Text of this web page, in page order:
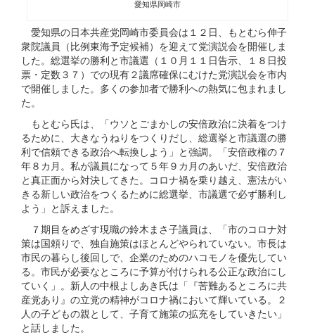
愛知県岡崎市
愛知県の日本共産党岡崎市委員会は１２日、もとむら伸子
衆院議員（比例東海予定候補）を迎えて党演説会を開催しま
した。総選挙の勝利と市議選（１０月１１日告示、１８日投
票・定数３７）での現有２議席確保にむけた党演説会を市内
で開催しました。多くの参加者で勝利への熱気に包まれまし
た。
もとむら氏は、「ウソとごまかしの安倍政治に決着をつけ
るために、大きなうねりをつくりだし、総選挙と市議選の勝
利で信頼できる政治へ転換しよう」と強調。「安倍政権の７
年８カ月。私が議員になって５年９カ月のあいだ、安倍政治
と真正面から対決してきた。コロナ禍を乗り越え、憲法がい
きる新しい政治をつくるために総選挙、市議選で必ず勝利し
よう」と訴えました。
７期目をめざす現職の鈴木まさ子議員は、「市のコロナ対
策は国頼りで、独自施策はほとんどやられていない。市長は
市民の暮らし後回しで、企業のためのハコモノを優先してい
る。市民が必要なところに予算が付けられる公正な政治にし
ていく」。新人の中根よしあき氏は「『苦難あるところに共
産党あり』の立党の精神がコロナ禍において輝いている。２
人の子どもの親として、子育て施策の拡充をしていきたい」
と話しました。